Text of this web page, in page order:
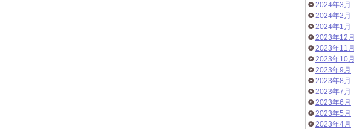
2024年3月
2024年2月
2024年1月
2023年12月
2023年11月
2023年10月
2023年9月
2023年8月
2023年7月
2023年6月
2023年5月
2023年4月